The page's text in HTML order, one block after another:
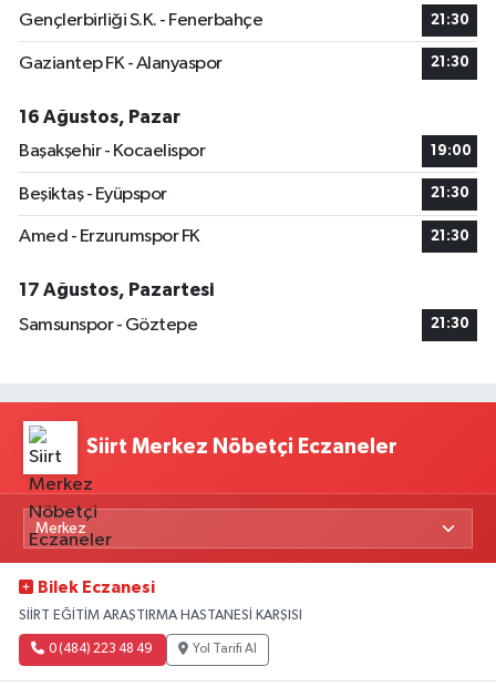
Gençlerbirliği S.K. - Fenerbahçe 21:30
Gaziantep FK - Alanyaspor 21:30
16 Ağustos, Pazar
Başakşehir - Kocaelispor
19:00
Beşiktaş - Eyüpspor 21:30
Amed - Erzurumspor FK 21:30
17 Ağustos, Pazartesi
Samsunspor - Göztepe
21:30
Siirt Merkez Nöbetçi Eczaneler
Bilek Eczanesi
SİİRT EĞİTİM ARAŞTIRMA HASTANESİ KARŞISI
0 (484) 223 48 49 Yol Tarifi Al